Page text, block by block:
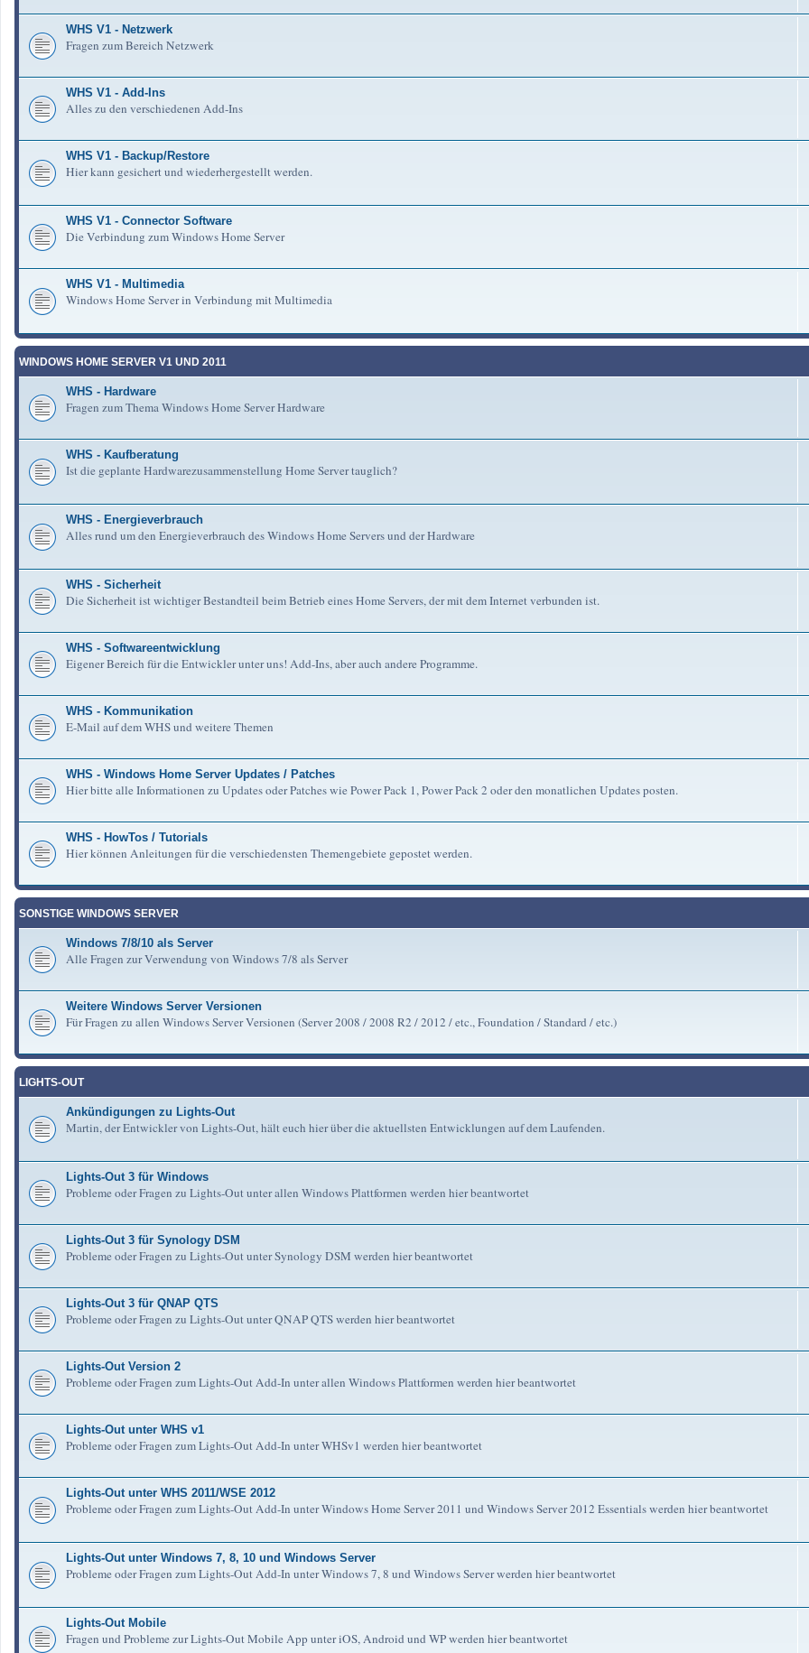
WHS V1 - Netzwerk
Fragen zum Bereich Netzwerk
WHS V1 - Add-Ins
Alles zu den verschiedenen Add-Ins
WHS V1 - Backup/Restore
Hier kann gesichert und wiederhergestellt werden.
WHS V1 - Connector Software
Die Verbindung zum Windows Home Server
WHS V1 - Multimedia
Windows Home Server in Verbindung mit Multimedia
WINDOWS HOME SERVER V1 UND 2011
WHS - Hardware
Fragen zum Thema Windows Home Server Hardware
WHS - Kaufberatung
Ist die geplante Hardwarezusammenstellung Home Server tauglich?
WHS - Energieverbrauch
Alles rund um den Energieverbrauch des Windows Home Servers und der Hardware
WHS - Sicherheit
Die Sicherheit ist wichtiger Bestandteil beim Betrieb eines Home Servers, der mit dem Internet verbunden ist.
WHS - Softwareentwicklung
Eigener Bereich für die Entwickler unter uns! Add-Ins, aber auch andere Programme.
WHS - Kommunikation
E-Mail auf dem WHS und weitere Themen
WHS - Windows Home Server Updates / Patches
Hier bitte alle Informationen zu Updates oder Patches wie Power Pack 1, Power Pack 2 oder den monatlichen Updates posten.
WHS - HowTos / Tutorials
Hier können Anleitungen für die verschiedensten Themengebiete gepostet werden.
SONSTIGE WINDOWS SERVER
Windows 7/8/10 als Server
Alle Fragen zur Verwendung von Windows 7/8 als Server
Weitere Windows Server Versionen
Für Fragen zu allen Windows Server Versionen (Server 2008 / 2008 R2 / 2012 / etc., Foundation / Standard / etc.)
LIGHTS-OUT
Ankündigungen zu Lights-Out
Martin, der Entwickler von Lights-Out, hält euch hier über die aktuellsten Entwicklungen auf dem Laufenden.
Lights-Out 3 für Windows
Probleme oder Fragen zu Lights-Out unter allen Windows Plattformen werden hier beantwortet
Lights-Out 3 für Synology DSM
Probleme oder Fragen zu Lights-Out unter Synology DSM werden hier beantwortet
Lights-Out 3 für QNAP QTS
Probleme oder Fragen zu Lights-Out unter QNAP QTS werden hier beantwortet
Lights-Out Version 2
Probleme oder Fragen zum Lights-Out Add-In unter allen Windows Plattformen werden hier beantwortet
Lights-Out unter WHS v1
Probleme oder Fragen zum Lights-Out Add-In unter WHSv1 werden hier beantwortet
Lights-Out unter WHS 2011/WSE 2012
Probleme oder Fragen zum Lights-Out Add-In unter Windows Home Server 2011 und Windows Server 2012 Essentials werden hier beantwortet
Lights-Out unter Windows 7, 8, 10 und Windows Server
Probleme oder Fragen zum Lights-Out Add-In unter Windows 7, 8 und Windows Server werden hier beantwortet
Lights-Out Mobile
Fragen und Probleme zur Lights-Out Mobile App unter iOS, Android und WP werden hier beantwortet